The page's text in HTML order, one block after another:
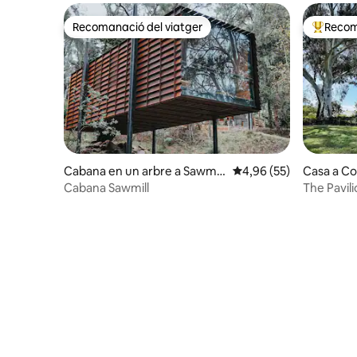
Recomanació del viatger
Recomanació del viatger
Cabana en un arbre a Sawmill
Settlement
4,96 de puntuació
4,96 (55)
Cabana Sawmill
Casa a
The